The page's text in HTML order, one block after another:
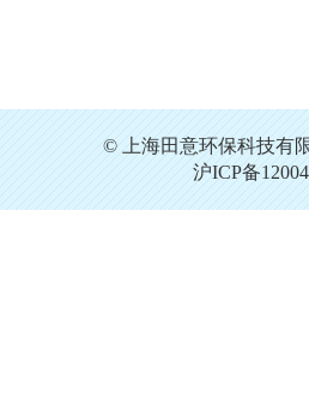
© 上海田意环保科技有
沪ICP备